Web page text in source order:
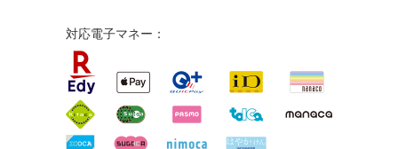
対応電子マネー：